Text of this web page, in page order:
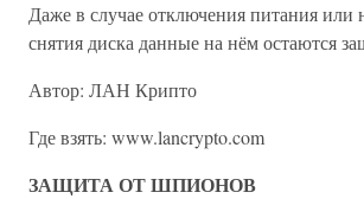
Даже в случае отключения питания или
снятия диска данные на нём остаются
Автор: ЛАН Крипто
Где взять: www.lancrypto.com
ЗАЩИТА ОТ ШПИОНОВ